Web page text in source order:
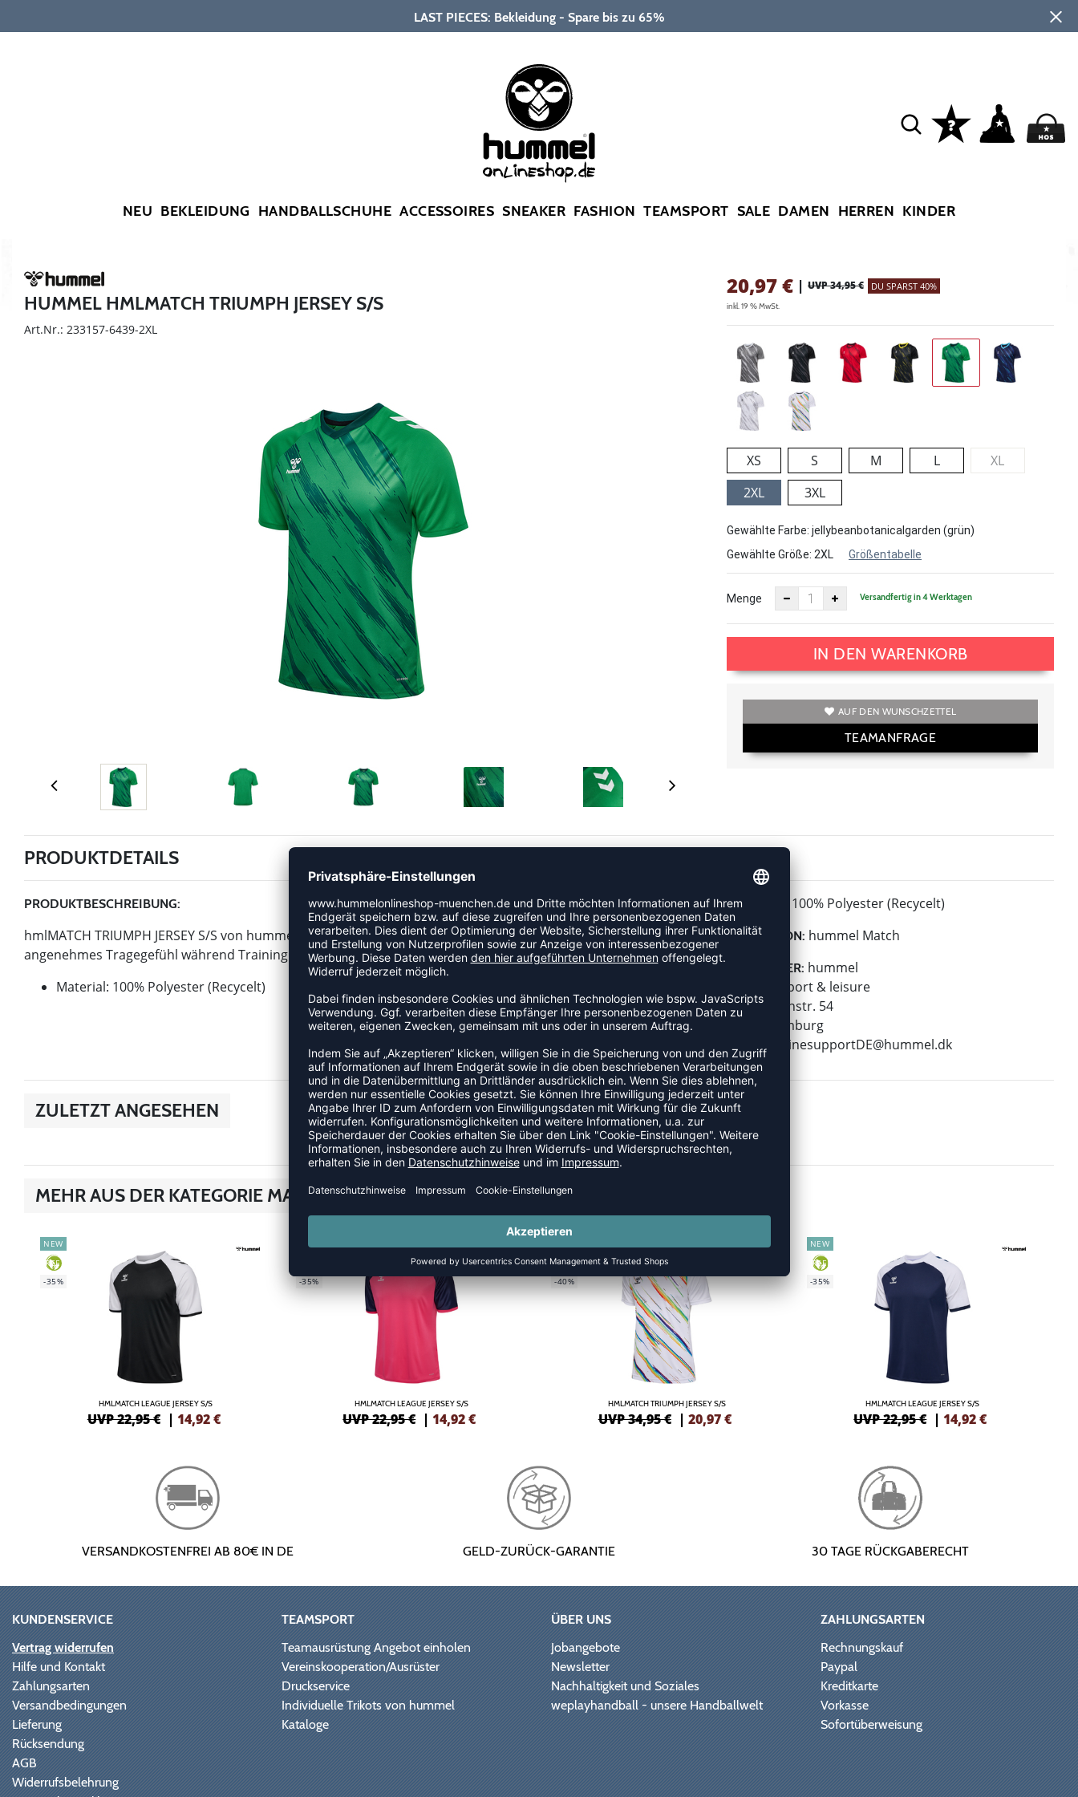
LAST PIECES: Bekleidung - Spare bis zu 65%
NEU BEKLEIDUNG HANDBALLSCHUHE ACCESSOIRES SNEAKER FASHION TEAMSPORT SALE DAMEN HERREN KINDER
HUMMEL HMLMATCH TRIUMPH JERSEY S/S
Art.Nr.: 233157-6439-2XL
20,97€ | UVP 34,95 € DU SPARST 40%
inkl. 19 % MwSt.
XS S M L
XL
2XL
3XL
Gewählte Farbe: jellybeanbotanicalgarden (grün)
Gewählte Größe: 2XL Größentabelle
Menge Versandfertig in 4 Werktagen
IN DEN WARENKORB
AUF DEN WUNSCHZETTEL
TEAMANFRAGE
PRODUKTDETAILS
PRODUKTBESCHREIBUNG:
hmlMATCH TRIUMPH JERSEY S/S von hummel ist ein Artikel der Kategorie Trikot. Der luftige Schnitt sorgt für ein
angenehmes Tragegefühl während Training und Wettkampf. Das Modell ist Teil der hummel Match-Kollektion.
Material: 100% Polyester (Recycelt)
MATERIAL: 100% Polyester (Recycelt)
KOLLEKTION: hummel Match
HERSTELLER: hummel
hummel sport & leisure
Leverkusenstr. 54
22761 Hamburg
E-Mail:
onlinesupportDE@hummel.dk
ZULETZT ANGESEHEN
MEHR AUS DER KATEGORIE MATCH
NEW
GREEN
-35%
HMLMATCH LEAGUE JERSEY S/S
UVP 22,95 € | 14,92€
NEW
-35%
HMLMATCH LEAGUE JERSEY S/S
UVP 22,95 € |14,92€
GREEN
-40%
HMLMATCH TRIUMPH JERSEY S/S
UVP 34,95 € | 20,97€
NEW
GREEN
-35%
HMLMATCH LEAGUE JERSEY S/S
UVP 22,95 € |14,92€
VERSANDKOSTENFREI AB 80€ IN DE GELD-ZURÜCK-GARANTIE 30 TAGE RÜCKGABERECHT
KUNDENSERVICE
Vertrag widerrufen
Hilfe und Kontakt
Zahlungsarten
Versandbedingungen
Lieferung
Rücksendung
AGB
Widerrufsbelehrung
TEAMSPORT
Teamausrüstung Angebot einholen
Vereinskooperation/Ausrüster
Druckservice
Individuelle Trikots von hummel
Kataloge
ÜBER UNS
Jobangebote
Newsletter
Nachhaltigkeit und Soziales
weplayhandball - unsere Handballwelt
ZAHLUNGSARTEN
Rechnungskauf
Paypal
Kreditkarte
Vorkasse
Sofortüberweisung